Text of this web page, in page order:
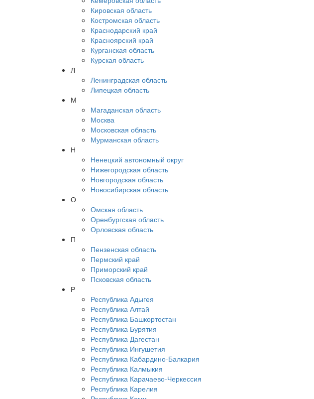
Кировская область
Костромская область
Краснодарский край
Красноярский край
Курганская область
Курская область
Л
Ленинградская область
Липецкая область
М
Магаданская область
Москва
Московская область
Мурманская область
Н
Ненецкий автономный округ
Нижегородская область
Новгородская область
Новосибирская область
О
Омская область
Оренбургская область
Орловская область
П
Пензенская область
Пермский край
Приморский край
Псковская область
Р
Республика Адыгея
Республика Алтай
Республика Башкортостан
Республика Бурятия
Республика Дагестан
Республика Ингушетия
Республика Кабардино-Балкария
Республика Калмыкия
Республика Карачаево-Черкессия
Республика Карелия